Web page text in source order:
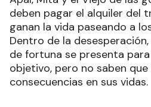
deben pagar el alquiler del
ganan la vida paseando a
Dentro de la
de fortuna se presenta
objetivo, pero no saben
consecuencias en sus vidas.